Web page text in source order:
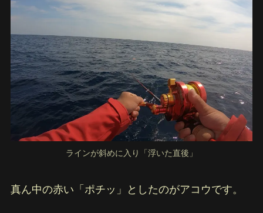
ラインが斜めに入り「浮いた直後」
真ん中の赤い「ポチッ」としたのがアコウです。